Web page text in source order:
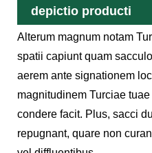
depictio producti
Alterum magnum notam
spatii capiunt quam
aerem ante signationem
magnitudinem Turciae
condere facit. Plus, sacci
repugnant, quare non